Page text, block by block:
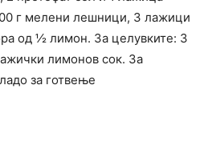
г мелени лешници, 3 лажици
од ½ лимон. За целувките: 3
лимонов сок. За
за готвење